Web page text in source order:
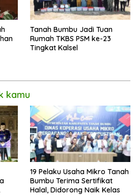
Tanah Bumbu Jadi Tuan
Rumah TKBS PSM ke-23
Tingkat Kalsel
kamu
19 Pelaku Usaha Mikro Tanah
Bumbu Terima Sertifikat
Halal, Didorong Naik Kelas